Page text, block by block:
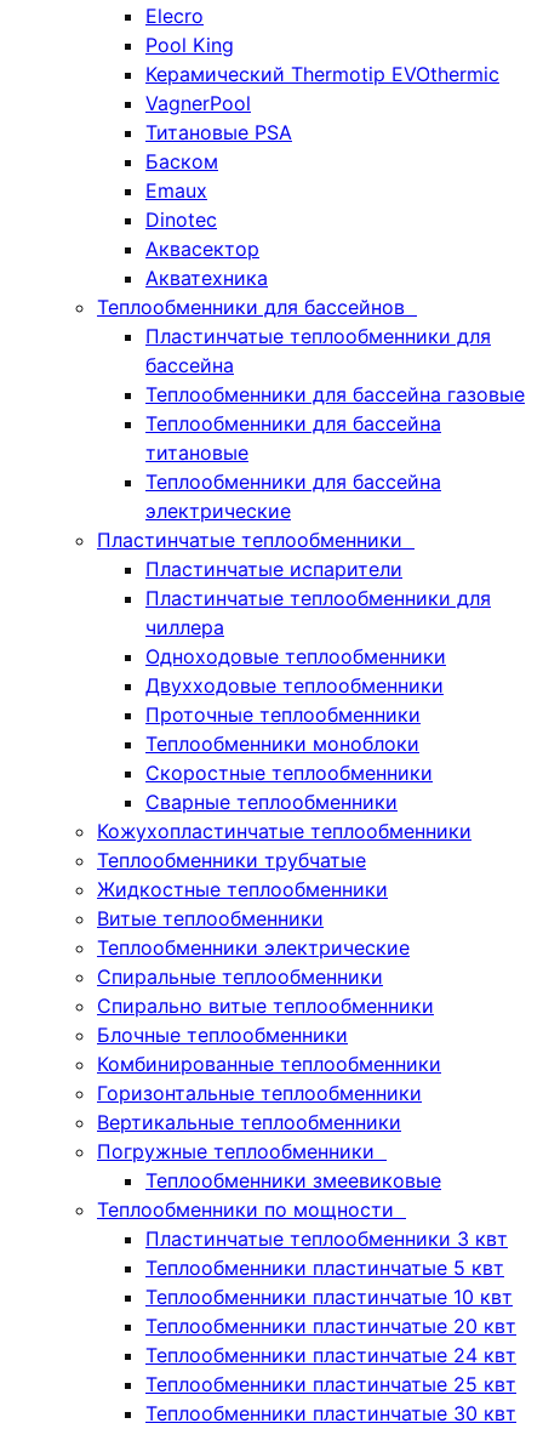
Elecro
Pool King
Керамический Thermotip EVOthermic
VagnerPool
Титановые PSA
Баском
Emaux
Dinotec
Аквасектор
Акватехника
Теплообменники для бассейнов
Пластинчатые теплообменники для
бассейна
Теплообменники для бассейна газовые
Теплообменники для бассейна
титановые
Теплообменники для бассейна
электрические
Пластинчатые теплообменники
Пластинчатые испарители
Пластинчатые теплообменники для
чиллера
Одноходовые теплообменники
Двухходовые теплообменники
Проточные теплообменники
Теплообменники моноблоки
Скоростные теплообменники
Сварные теплообменники
Кожухопластинчатые теплообменники
Теплообменники трубчатые
Жидкостные теплообменники
Витые теплообменники
Теплообменники электрические
Спиральные теплообменники
Спирально витые теплообменники
Блочные теплообменники
Комбинированные теплообменники
Горизонтальные теплообменники
Вертикальные теплообменники
Погружные теплообменники
Теплообменники змеевиковые
Теплообменники по мощности
Пластинчатые теплообменники 3 квт
Теплообменники пластинчатые 5 квт
Теплообменники пластинчатые 10 квт
Теплообменники пластинчатые 20 квт
Теплообменники пластинчатые 24 квт
Теплообменники пластинчатые 25 квт
Теплообменники пластинчатые 30 квт